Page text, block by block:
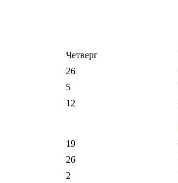
Четверг
26
5
12
19
26
2